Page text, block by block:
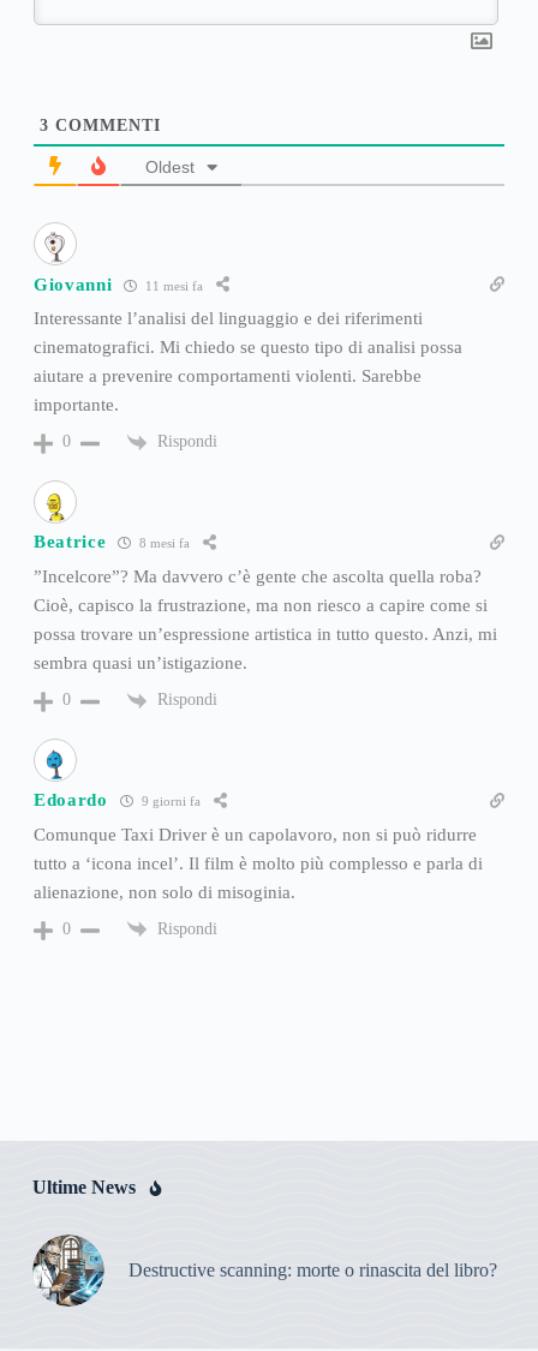
3 COMMENTI
Oldest
Giovanni 11 mesi fa
Interessante l’analisi del linguaggio e dei riferimenti
cinematografici. Mi chiedo se questo tipo di analisi possa
aiutare a prevenire comportamenti violenti. Sarebbe
importante.
0 Rispondi
Beatrice 8 mesi fa
”Incelcore”? Ma davvero c’è gente che ascolta quella roba?
Cioè, capisco la frustrazione, ma non riesco a capire come si
possa trovare un’espressione artistica in tutto questo. Anzi, mi
sembra quasi un’istigazione.
0 Rispondi
Edoardo 9 giorni fa
Comunque Taxi Driver è un capolavoro, non si può ridurre
tutto a ‘icona incel’. Il film è molto più complesso e parla di
alienazione, non solo di misoginia.
0 Rispondi
Ultime News
Destructive scanning: morte o rinascita del libro?